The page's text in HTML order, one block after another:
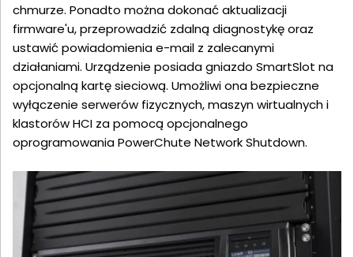
chmurze. Ponadto można dokonać aktualizacji
firmware'u, przeprowadzić zdalną diagnostykę oraz
ustawić powiadomienia e-mail z zalecanymi
działaniami. Urządzenie posiada gniazdo SmartSlot na
opcjonalną kartę sieciową. Umożliwi ona bezpieczne
wyłączenie serwerów fizycznych, maszyn wirtualnych i
klastorów HCI za pomocą opcjonalnego
oprogramowania PowerChute Network Shutdown.